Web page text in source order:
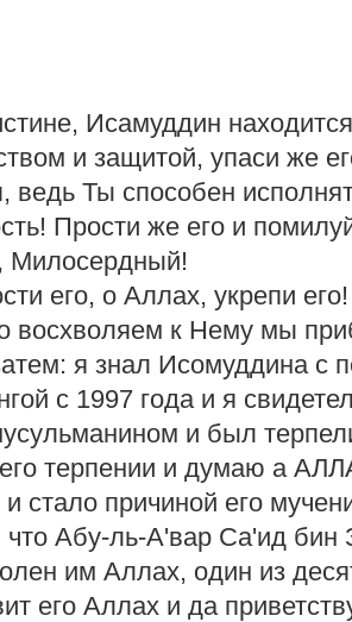
Исамуддин
и защитой, упаси же
ведь Ты способен
Прости же его и
его, о Аллах, укрепи
восхволяем к Нему мы
я знал Исомуддина с
с 1997 года и я
и был
терпении и думаю а
и стало причиной его
что Абу-ль-А'вар Са'ид
им Аллах, один из
его Аллах и да